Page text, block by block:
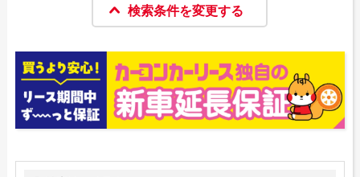
検索条件を変更する